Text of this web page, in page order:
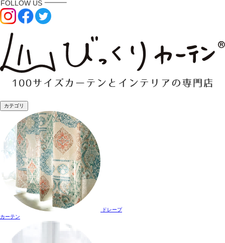
カテゴリ
ドレープ
カーテン